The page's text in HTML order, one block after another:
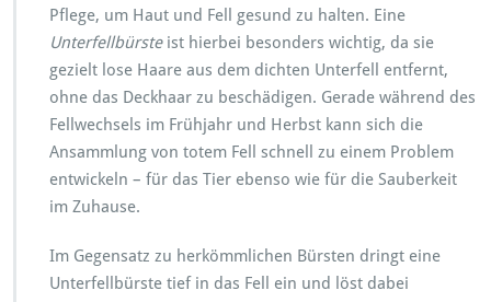
Pflege, um Haut und Fell gesund zu halten. Eine
Unterfellbürsteist hierbei besonders wichtig, da sie
gezielt lose Haare aus dem dichten Unterfell entfernt,
ohne das Deckhaar zu beschädigen. Gerade während des
Fellwechsels im Frühjahr und Herbst kann sich die
Ansammlung von totem Fell schnell zu einem Problem
entwickeln – für das Tier ebenso wie für die Sauberkeit
im Zuhause.
Im Gegensatz zu herkömmlichen Bürsten dringt eine
Unterfellbürste tief in das Fell ein und löst dabei